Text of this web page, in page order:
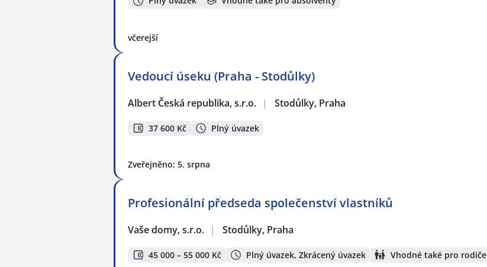
včerejší
Vedoucí úseku (Praha - Stodůlky)
Albert Česká republika, s.r.o. | Stodůlky, Praha
37 600 Kč Plný úvazek
Zveřejněno: 5. srpna
Profesionální předseda společenství vlastníků
Vaše domy, s.r.o. | Stodůlky, Praha
45 000 – 55 000 Kč Plný úvazek, Zkrácený úvazek Vhodné také pro rodiče